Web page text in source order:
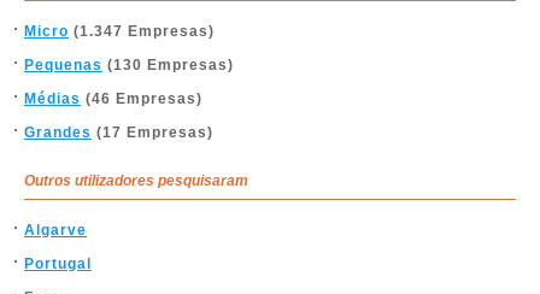
Micro (1.347 Empresas)
Pequenas (130 Empresas)
Médias (46 Empresas)
Grandes (17 Empresas)
Outros utilizadores pesquisaram
Algarve
Portugal